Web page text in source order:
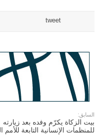
tweet
السابق:
بيت الزكاة يكرّم وفده بعد زيارته
للمنظمات الإنسانية التابعة للأمم